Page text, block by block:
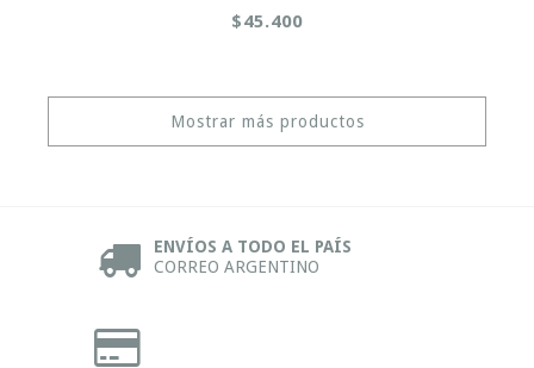
$45.400
Mostrar más productos
ENVÍOS A TODO EL PAÍS
CORREO ARGENTINO